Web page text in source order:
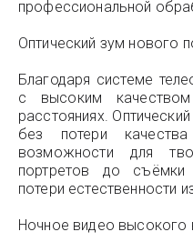
профессиональной
Оптический зум нового
Благодаря системе
с высоким
расстояниях.
без потери
возможности для
портретов до
потери естественности
Ночное видео высокого